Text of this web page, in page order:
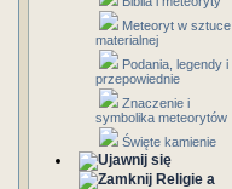
Meteoryt w sztuce
materialnej
Podania, legendy i
przepowiednie
Znaczenie i
symbolika meteorytów
Święte kamienie
Religie a